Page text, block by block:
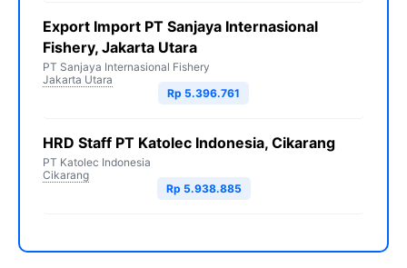
Export Import PT Sanjaya Internasional
Fishery, Jakarta Utara
PT Sanjaya Internasional Fishery
Jakarta Utara
Rp 5.396.761
HRD Staff PT Katolec Indonesia, Cikarang
PT Katolec Indonesia
Cikarang
Rp 5.938.885